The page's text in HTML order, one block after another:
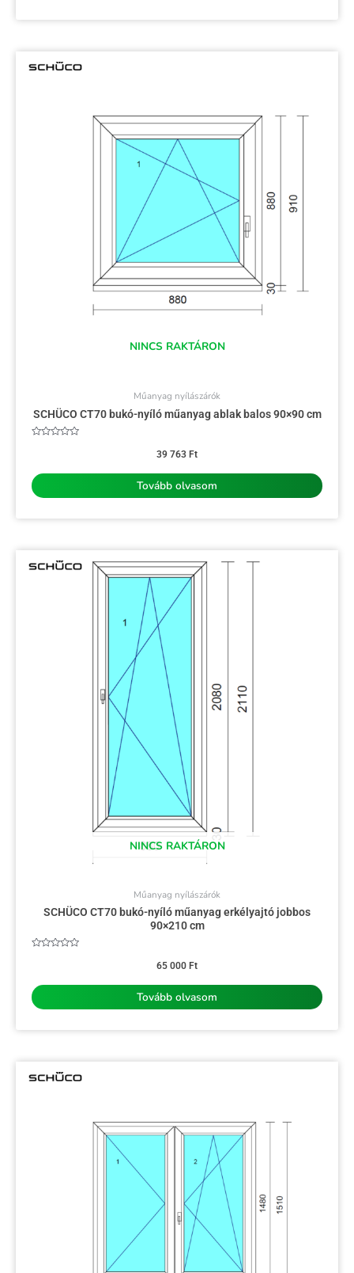
NINCS RAKTÁRON
Műanyag nyílászárók
SCHÜCO CT70 bukó-nyíló műanyag ablak balos 90×90 cm
39 763 Ft
Tovább olvasom
NINCS RAKTÁRON
Műanyag nyílászárók
SCHÜCO CT70 bukó-nyíló műanyag erkélyajtó jobbos
90×210 cm
65 000 Ft
Tovább olvasom